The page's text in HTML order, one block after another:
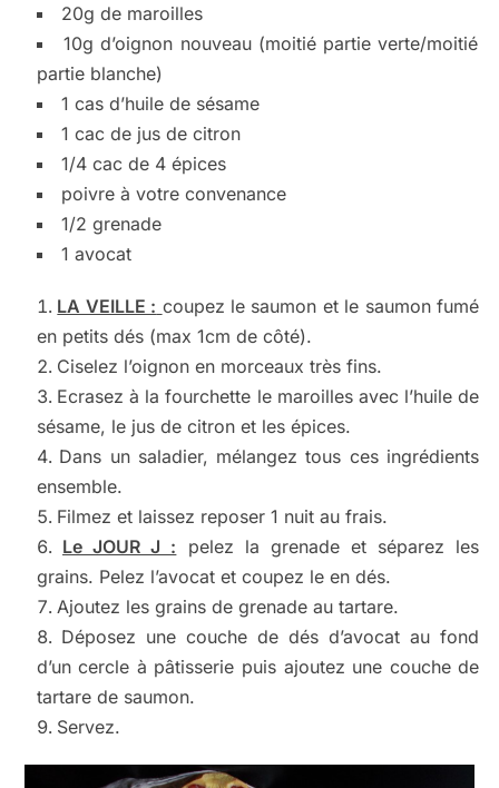
20g de maroilles
10g d’oignon nouveau (moitié partie verte/moitié
partie blanche)
1 cas d’huile de sésame
1 cac de jus de citron
1/4 cac de 4 épices
poivre à votre convenance
1/2 grenade
1 avocat
LA VEILLE : coupez le saumon et le saumon fumé
en petits dés (max 1cm de côté).
Ciselez l’oignon en morceaux très fins.
Ecrasez à la fourchette le maroilles avec l’huile de
sésame, le jus de citron et les épices.
Dans un saladier, mélangez tous ces ingrédients
ensemble.
Filmez et laissez reposer 1 nuit au frais.
Le JOUR J : pelez la grenade et séparez les
grains. Pelez l’avocat et coupez le en dés.
Ajoutez les grains de grenade au tartare.
Déposez une couche de dés d’avocat au fond
d’un cercle à pâtisserie puis ajoutez une couche de
tartare de saumon.
Servez.